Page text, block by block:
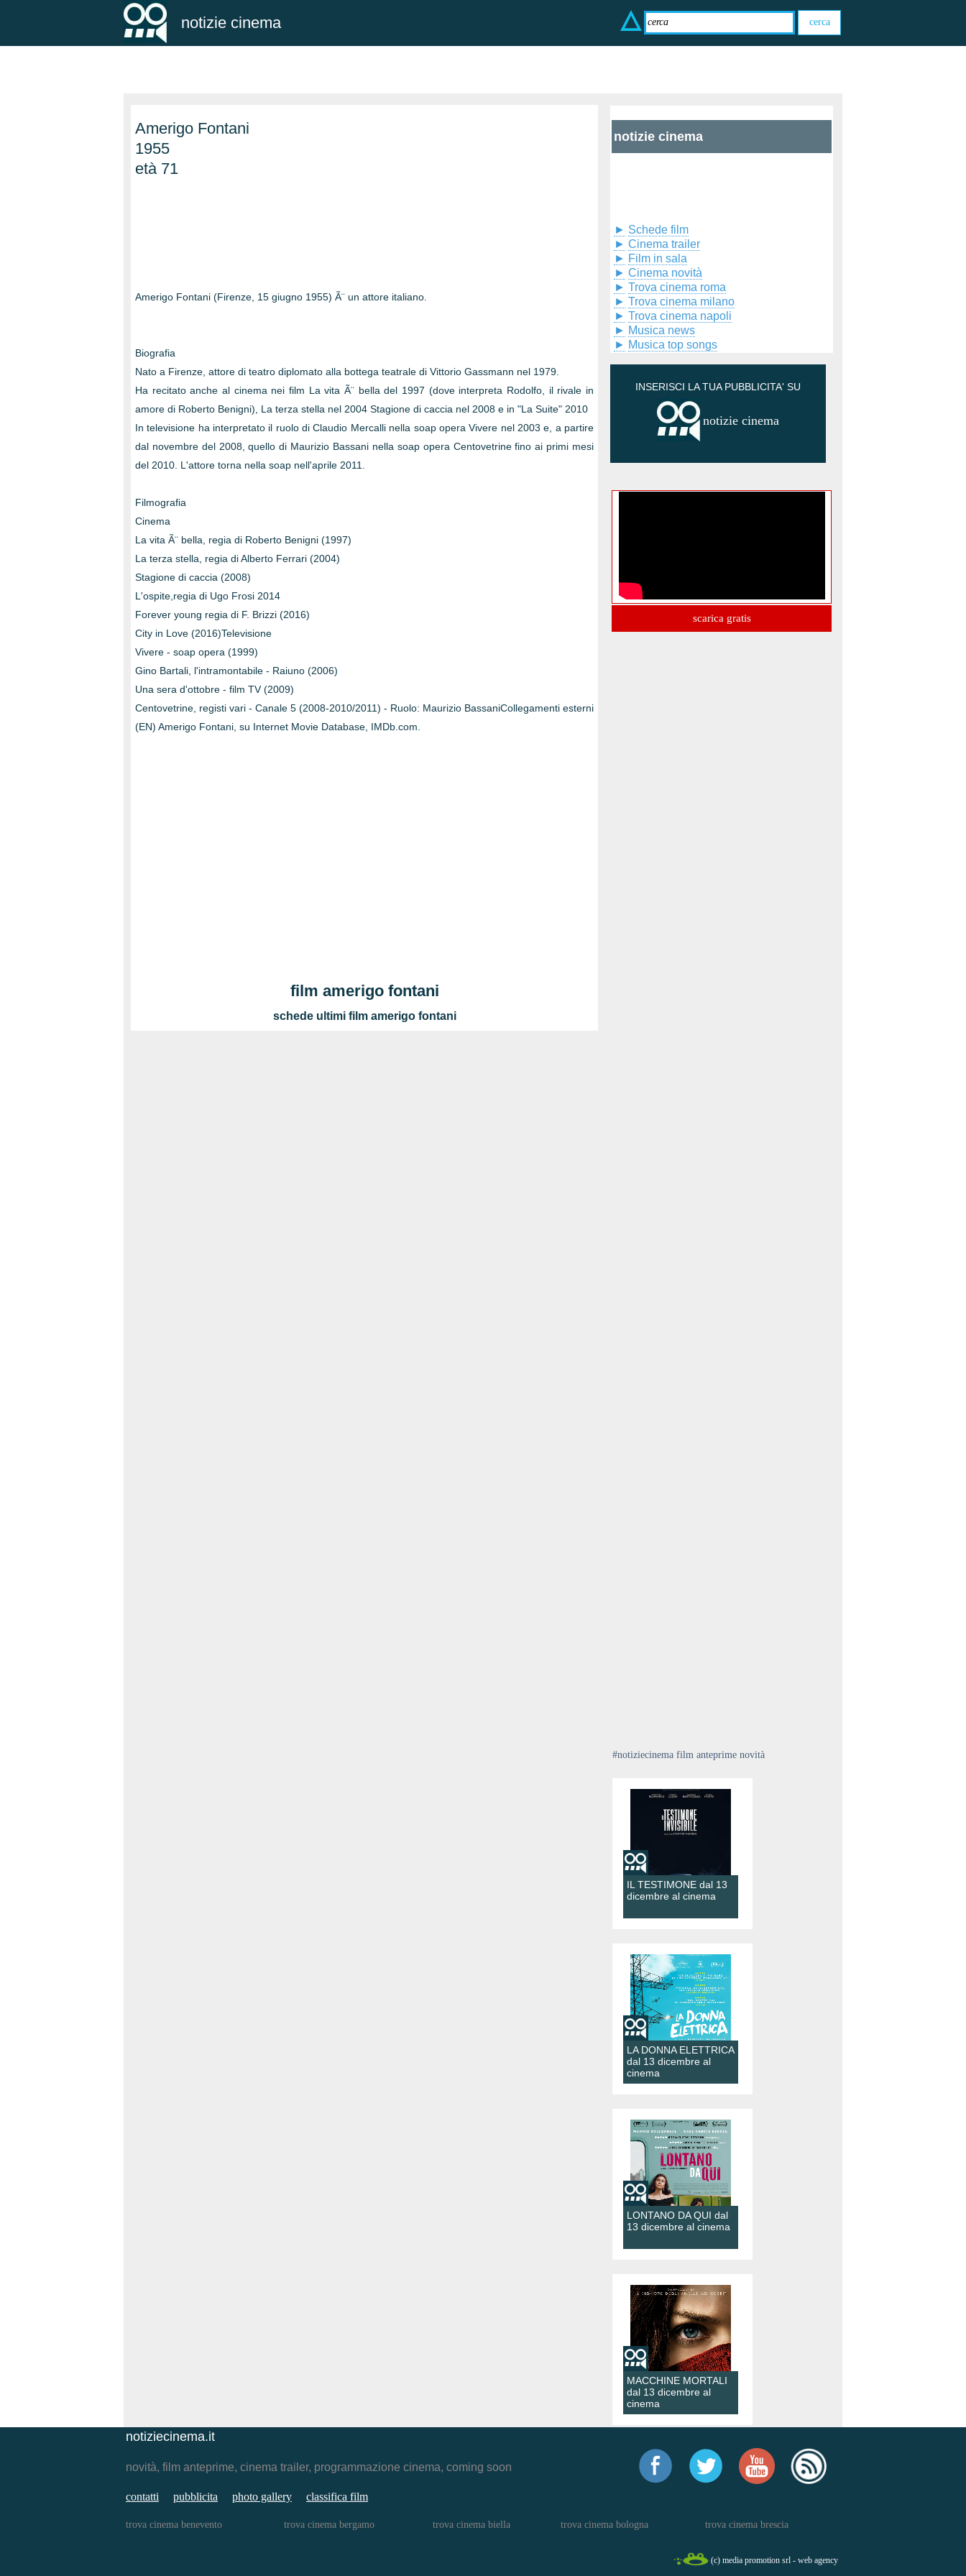
notizie cinema
Amerigo Fontani
1955
età 71
Amerigo Fontani (Firenze, 15 giugno 1955) Ã¨ un attore italiano.
Biografia
Nato a Firenze, attore di teatro diplomato alla bottega teatrale di Vittorio Gassmann nel 1979.
Ha recitato anche al cinema nei film La vita Ã¨ bella del 1997 (dove interpreta Rodolfo, il rivale in
amore di Roberto Benigni), La terza stella nel 2004 Stagione di caccia nel 2008 e in "La Suite" 2010
In televisione ha interpretato il ruolo di Claudio Mercalli nella soap opera Vivere nel 2003 e, a partire
dal novembre del 2008, quello di Maurizio Bassani nella soap opera Centovetrine fino ai primi mesi
del 2010. L'attore torna nella soap nell'aprile 2011.
Filmografia
Cinema
La vita Ã¨ bella, regia di Roberto Benigni (1997)
La terza stella, regia di Alberto Ferrari (2004)
Stagione di caccia (2008)
L'ospite,regia di Ugo Frosi 2014
Forever young regia di F. Brizzi (2016)
City in Love (2016)Televisione
Vivere - soap opera (1999)
Gino Bartali, l'intramontabile - Raiuno (2006)
Una sera d'ottobre - film TV (2009)
Centovetrine, registi vari - Canale 5 (2008-2010/2011) - Ruolo: Maurizio BassaniCollegamenti esterni
(EN) Amerigo Fontani, su Internet Movie Database, IMDb.com.
film amerigo fontani
schede ultimi film amerigo fontani
notizie cinema
► Schede film
► Cinema trailer
► Film in sala
► Cinema novità
► Trova cinema roma
► Trova cinema milano
► Trova cinema napoli
► Musica news
► Musica top songs
INSERISCI LA TUA PUBBLICITA' SU
notizie cinema
scarica gratis
#notiziecinema film anteprime novità
IL TESTIMONE dal 13
dicembre al cinema
LA DONNA ELETTRICA
dal 13 dicembre al
cinema
LONTANO DA QUI dal
13 dicembre al cinema
MACCHINE MORTALI
dal 13 dicembre al
cinema
notiziecinema.it
novità, film anteprime, cinema trailer, programmazione cinema, coming soon
contatti pubblicita photo gallery classifica film
trova cinema benevento trova cinema bergamo trova cinema biella trova cinema bologna trova cinema brescia
(c) media promotion srl - web agency